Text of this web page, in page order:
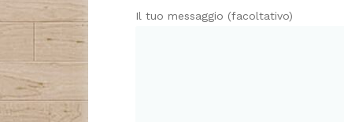
Il tuo messaggio (facoltativo)